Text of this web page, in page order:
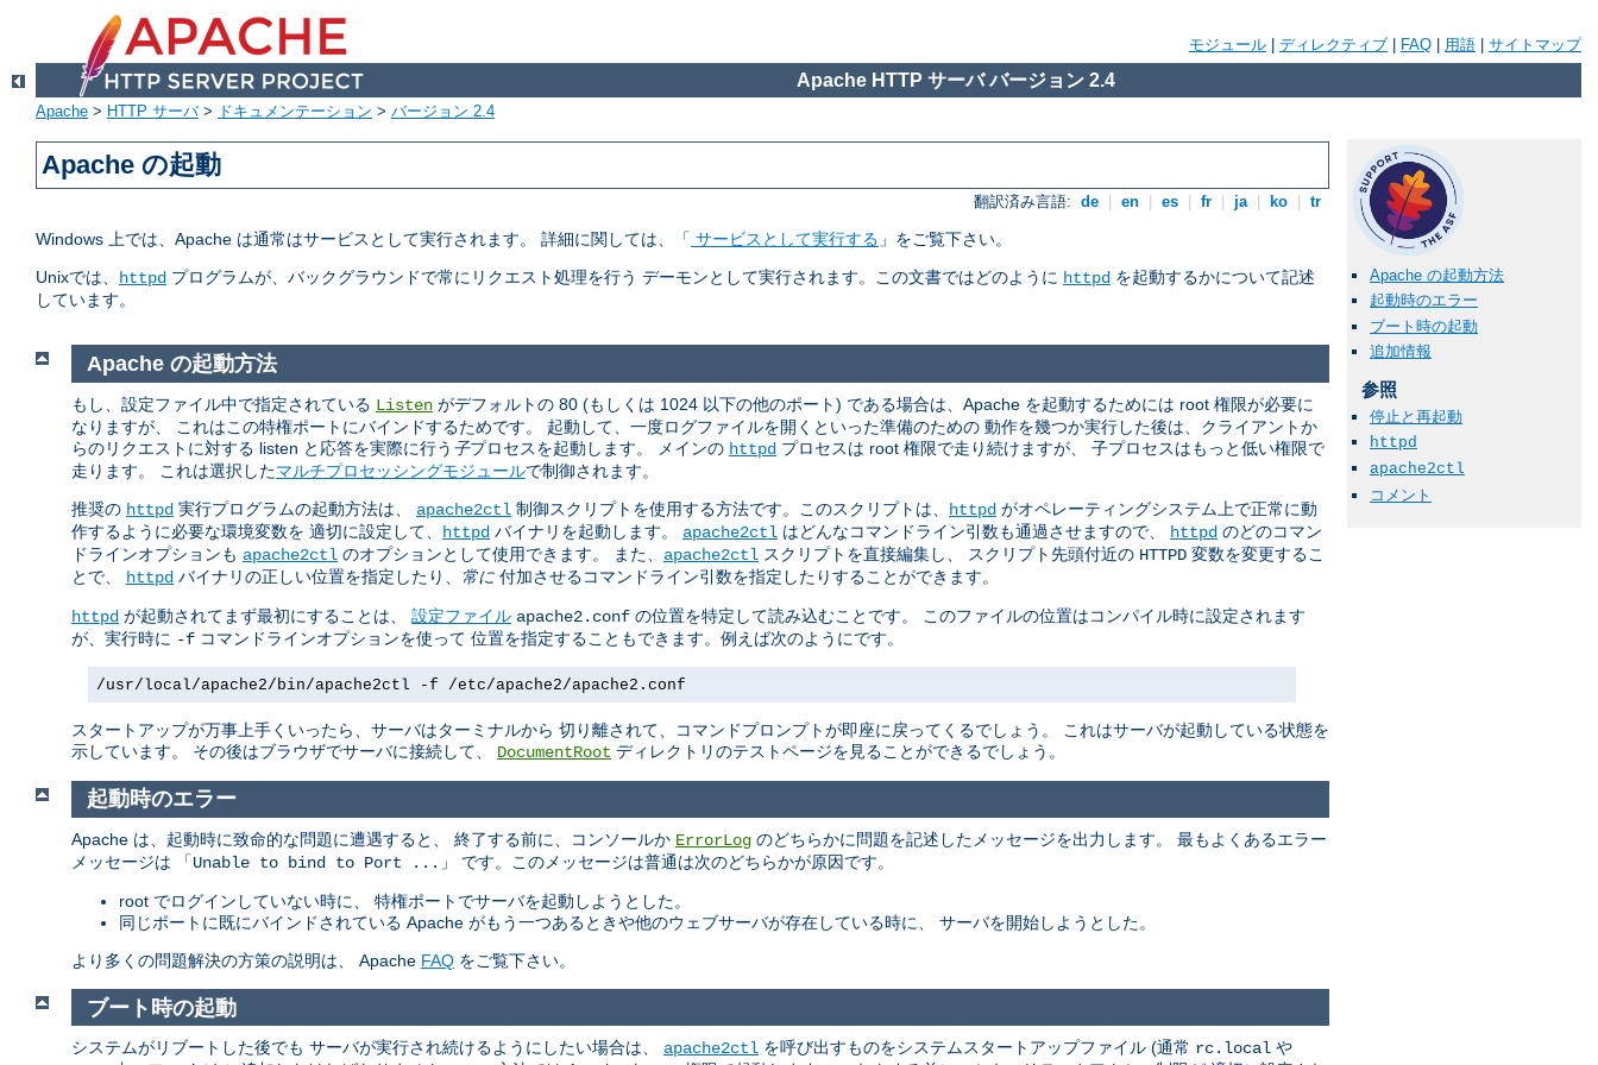
モジュール ディレクティブ FAQ 用語 サイトマップ
Apache HTTP サーバ バージョン 2.4
Apache > HTTP サーバ> ドキュメンテーション > バージョン 2.4
Apache の起動
翻訳済み言語: de en es fr ja ko tr
Windows 上では、Apache は通常はサービスとして実行されます。 詳細に関しては、「 サービスとして実行する 」をご覧下さい。
Unixでは、 httpd プログラムが、バックグラウンドで常にリクエスト処理を行う デーモンとして実行されます。この文書ではどのように httpd を起動するかについて記述
しています。
Apache の起動方法
起動時のエラー
ブート時の起動
追加情報
参照
停止と再起動
httpd
apache2ctl
コメント
Apache の起動方法
もし、設定ファイル中で指定されている Listen がデフォルトの 80 (もしくは 1024 以下の他のポート) である場合は、Apache を起動するためには root 権限が必要に
なりますが、 これはこの特権ポートにバインドするためです。 起動して、一度ログファイルを開くといった準備のための 動作を幾つか実行した後は、クライアントか
らのリクエストに対する listen と応答を実際に行う 子プロセスを起動します。 メインの httpd プロセスは root 権限で走り続けますが、 子プロセスはもっと低い権限で
走ります。 これは選択したマルチプロセッシングモジュールで制御されます。
推奨の httpd 実行プログラムの起動方法は、 apache2ctl 制御スクリプトを使用する方法です。このスクリプトは、 httpd がオペレーティングシステム上で正常に動
作するように必要な環境変数を 適切に設定して、
httpd バイナリを起動します。 apache2ctl はどんなコマンドライン引数も通過させますので、 httpd のどのコマン
ドラインオプションも apache2ctl のオプションとして使用できます。 また、 apache2ctl スクリプトを直接編集し、 スクリプト先頭付近の HTTPD 変数を変更するこ
とで、
httpd バイナリの正しい位置を指定したり、 常に 付加させるコマンドライン引数を指定したりすることができます。
httpd が起動されてまず最初にすることは、 設定ファイル apache2.conf の位置を特定して読み込むことです。 このファイルの位置はコンパイル時に設定されます
が、実行時に -f コマンドラインオプションを使って 位置を指定することもできます。例えば次のようにです。
/usr/local/apache2/bin/apache2ctl -f /etc/apache2/apache2.conf
スタートアップが万事上手くいったら、サーバはターミナルから 切り離されて、コマンドプロンプトが即座に戻ってくるでしょう。 これはサーバが起動している状態を
示しています。 その後はブラウザでサーバに接続して、 DocumentRoot ディレクトリのテストページを見ることができるでしょう。
起動時のエラー
Apache は、起動時に致命的な問題に遭遇すると、 終了する前に、コンソールか ErrorLog のどちらかに問題を記述したメッセージを出力します。 最もよくあるエラー
メッセージは 「Unable to bind to Port ... 」 です。このメッセージは普通は次のどちらかが原因です。
root でログインしていない時に、 特権ポートでサーバを起動しようとした。
同じポートに既にバインドされている Apache がもう一つあるときや他のウェブサーバが存在している時に、 サーバを開始しようとした。
より多くの問題解決の方策の説明は、 Apache FAQ をご覧下さい。
ブート時の起動
システムがリブートした後でも サーバが実行され続けるようにしたい場合は、 apache2ctl を呼び出すものをシステムスタートアップファイル (通常 rc.local や